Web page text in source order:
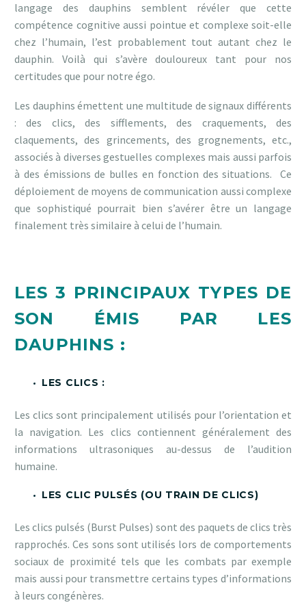
langage des dauphins semblent révéler que cette
compétence cognitive aussi pointue et complexe soit-elle
chez l’humain, l’est probablement tout autant chez le
dauphin. Voilà qui s’avère douloureux tant pour nos
certitudes que pour notre égo.
Les dauphins émettent une multitude de signaux différents
: des clics, des sifflements, des craquements, des
claquements, des grincements, des grognements, etc.,
associés à diverses gestuelles complexes mais aussi parfois
à des émissions de bulles en fonction des situations. Ce
déploiement de moyens de communication aussi complexe
que sophistiqué pourrait bien s’avérer être un langage
finalement très similaire à celui de l’humain.
LES 3 PRINCIPAUX TYPES DE
SON ÉMIS PAR LES
DAUPHINS :
LES CLICS :
Les clics sont principalement utilisés pour l’orientation et
la navigation. Les clics contiennent généralement des
informations ultrasoniques au-dessus de l’audition
humaine.
LES CLIC PULSÉS (OU TRAIN DE CLICS)
Les clics pulsés (Burst Pulses) sont des paquets de clics très
rapprochés. Ces sons sont utilisés lors de comportements
sociaux de proximité tels que les combats par exemple
mais aussi pour transmettre certains types d’informations
à leurs congénères.